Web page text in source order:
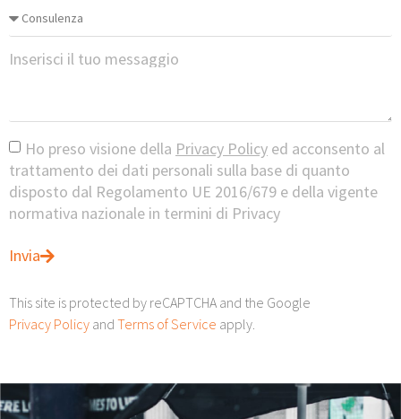
Inserisci il tuo messaggio
Ho preso visione della Privacy Policy ed acconsento al
trattamento dei dati personali sulla base di quanto
disposto dal Regolamento UE 2016/679 e della vigente
normativa nazionale in termini di Privacy
Invia
This site is protected by reCAPTCHA and the Google
Privacy Policy and Terms of Service apply.